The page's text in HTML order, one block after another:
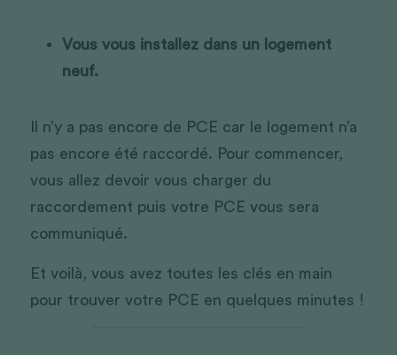
Vous vous installez dans un logement
neuf.
Il n’y a pas encore de PCE car le logement n’a
pas encore été raccordé. Pour commencer,
vous allez devoir vous charger du
raccordement puis votre PCE vous sera
communiqué.
Et voilà, vous avez toutes les clés en main
pour trouver votre PCE en quelques minutes !